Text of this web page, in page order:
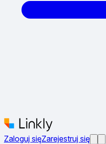
Zaloguj sięZarejestruj się